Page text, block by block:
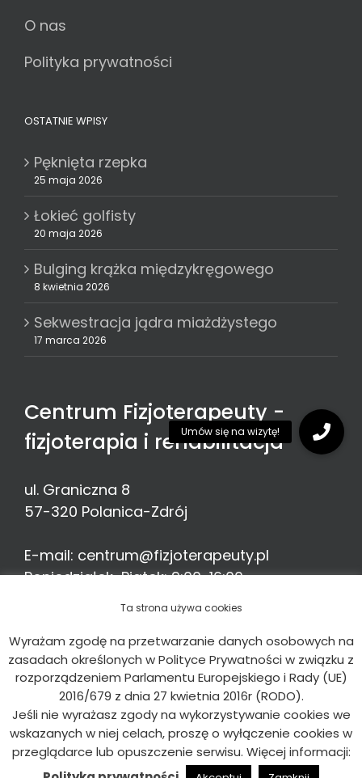
O nas
Polityka prywatności
OSTATNIE WPISY
Pęknięta rzepka
25 maja 2026
Łokieć golfisty
20 maja 2026
Bulging krążka międzykręgowego
8 kwietnia 2026
Sekwestracja jądra miażdżystego
17 marca 2026
Centrum Fizjoterapeuty -
fizjoterapia i rehabilitacja
ul. Graniczna 8
57-320 Polanica-Zdrój
E-mail: centrum@fizjoterapeuty.pl
Poniedziałek-Piątek: 9:00-16:00
513 776 935
© Centrum Fizjoterapeuty
2026 Kopiowanie
zabronione. Wszystkie prawa zastrzeżone. Grupa
Fizjoterapeuty
FacebookInstagramYouTube
Ta strona używa cookies
Wyrażam zgodę na przetwarzanie danych osobowych na
zasadach określonych w Polityce Prywatności w związku z
rozporządzeniem Parlamentu Europejskiego i Rady (UE)
2016/679 z dnia 27 kwietnia 2016r (RODO).
Jeśli nie wyrażasz zgody na wykorzystywanie cookies we
wskazanych w niej celach, proszę o wyłączenie cookies w
przeglądarce lub opuszczenie serwisu. Więcej informacji: